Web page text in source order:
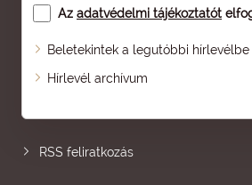
Az adatvédelmi tájékoztatót
Beletekintek a legutóbbi hírlevélbe
Hírlevél archívum
Oldaltérkép
RSS feliratkozás